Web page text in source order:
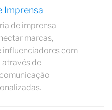
Imprensa
de imprensa
marcas,
influenciadores com
de